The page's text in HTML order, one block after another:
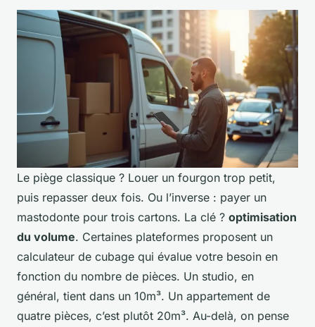
Le piège classique ? Louer un fourgon trop petit,
puis repasser deux fois. Ou l’inverse : payer un
mastodonte pour trois cartons. La clé ? optimisation
du volume. Certaines plateformes proposent un
calculateur de cubage qui évalue votre besoin en
fonction du nombre de pièces. Un studio, en
général, tient dans un 10m³. Un appartement de
quatre pièces, c’est plutôt 20m³. Au-delà, on pense